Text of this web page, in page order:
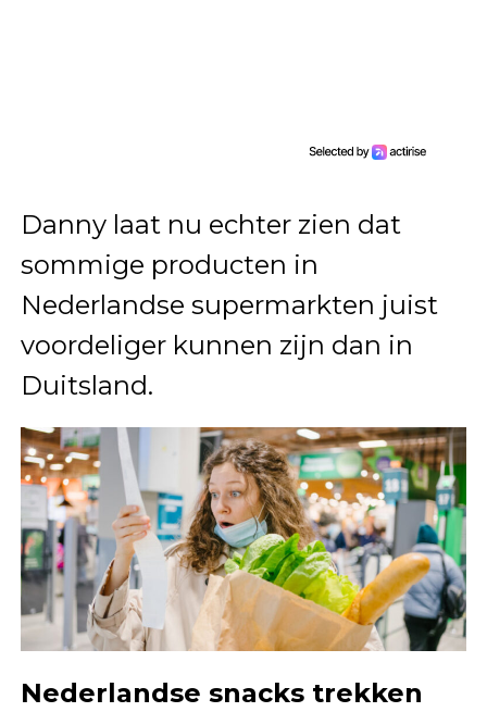
Danny laat nu echter zien dat
sommige producten in
Nederlandse supermarkten juist
voordeliger kunnen zijn dan in
Duitsland.
Nederlandse snacks trekken